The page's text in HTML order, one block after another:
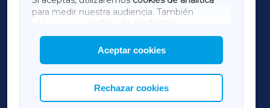
para medir nuestra audiencia. También
utilizaremos
cookies de marketing
mostrar publicidad de terceros.
Asimismo, puedes personalizar la elección de
las cookies que deseas permitir.
Aceptar cookies
Rechazar cookies
AMARIÑAXA
RIBEIRASACRAXA
ACORUÑAXA